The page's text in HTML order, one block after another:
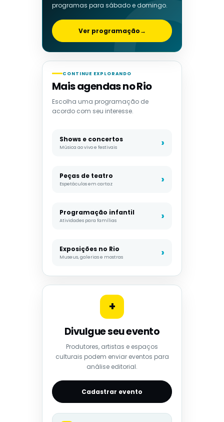
programas para sábado e domingo.
Ver programação→
CONTINUE EXPLORANDO
Mais agendas no Rio
Escolha uma programação de
acordo com seu interesse.
Shows e concertos
Música ao vivo e festivais
Peças de teatro
Espetáculos em cartaz
Programação infantil
Atividades para famílias
Exposições no Rio
Museus, galerias e mostras
+
Divulgue seu evento
Produtores, artistas e espaços
culturais podem enviar eventos para
análise editorial.
Cadastrar evento